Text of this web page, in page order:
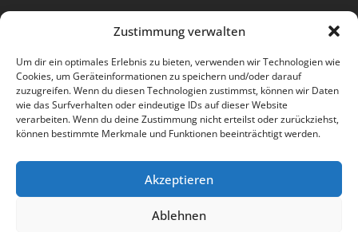
Zustimmung verwalten
Um dir ein optimales Erlebnis zu bieten, verwenden wir Technologien wie
Cookies, um Geräteinformationen zu speichern und/oder darauf
zuzugreifen. Wenn du diesen Technologien zustimmst, können wir Daten
wie das Surfverhalten oder eindeutige IDs auf dieser Website
verarbeiten. Wenn du deine Zustimmung nicht erteilst oder zurückziehst,
können bestimmte Merkmale und Funktionen beeinträchtigt werden.
Akzeptieren
Ablehnen
Wr. Neustädter Straße 1
2733 Grünbach am Schneeberg
Öffnungszeiten Gemeindeamt:
Montag: 8.00 – 12.00 Uhr und 14.00 – 18.00 Uhr
Freitag: 8.00 – 12.00 Uhr
Email: